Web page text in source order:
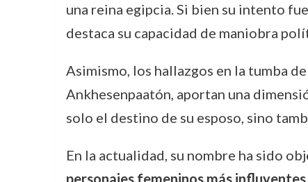
una reina egipcia. Si bien su intento
destaca su capacidad de maniobra
Asimismo, los hallazgos en la tumba
Ankhesenpaatón, aportan una
solo el destino de su esposo, sino
En la actualidad, su nombre ha sido
personajes femeninos más